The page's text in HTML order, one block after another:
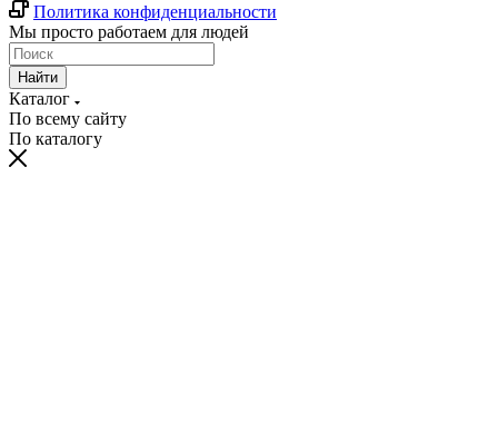
Политика конфиденциальности
Мы просто работаем для людей
Найти
Каталог
По всему сайту
По каталогу